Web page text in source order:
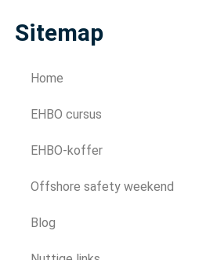
Sitemap
Home
EHBO cursus
EHBO-koffer
Offshore safety weekend
Blog